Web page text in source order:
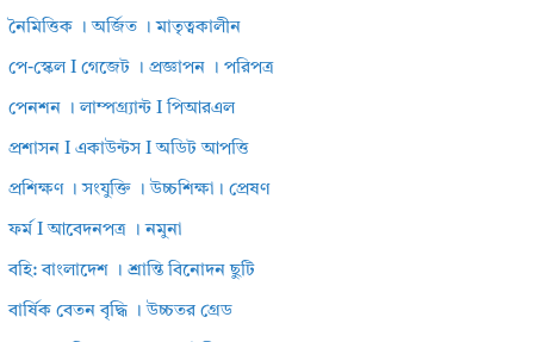
নৈমিত্তিক । অর্জিত । মাতৃত্বকালীন
পে-স্কেল I গেজেট । প্রজ্ঞাপন । পরিপত্র
পেনশন । লাম্পগ্র্যান্ট I পিআরএল
প্রশাসন I একাউন্টস I অডিট আপত্তি
প্রশিক্ষণ । সংযুক্তি । উচ্চশিক্ষা। প্রেষণ
ফর্ম I আবেদনপত্র । নমুনা
বহি: বাংলাদেশ । শ্রান্তি বিনোদন ছুটি
বার্ষিক বেতন বৃদ্ধি । উচ্চতর গ্রেড